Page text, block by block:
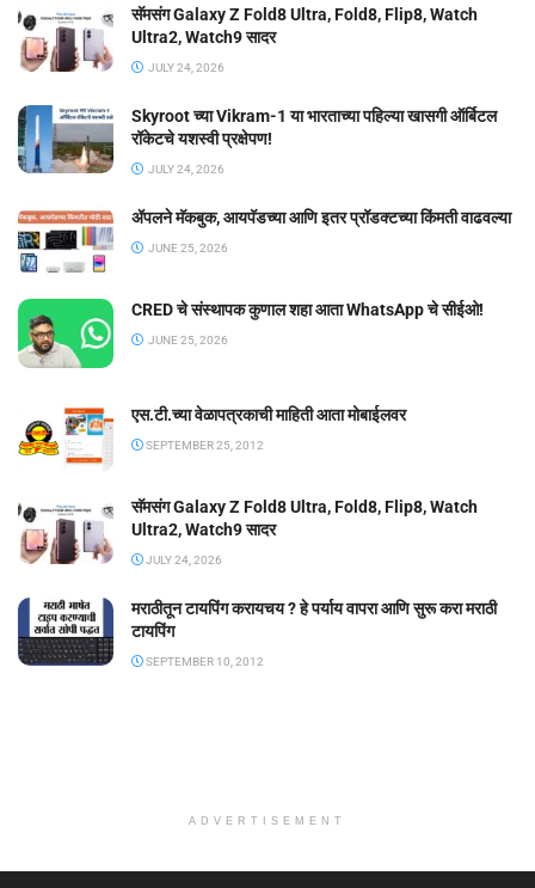
सॅमसंग Galaxy Z Fold8 Ultra, Fold8, Flip8, Watch
Ultra2, Watch9 सादर
JULY 24, 2026
Skyroot च्या Vikram-1 या भारताच्या पहिल्या खासगी ऑर्बिटल
रॉकेटचे यशस्वी प्रक्षेपण!
JULY 24, 2026
ॲपलने मॅकबुक, आयपॅडच्या आणि इतर प्रॉडक्टच्या किंमती वाढवल्या
JUNE 25, 2026
CRED चे संस्थापक कुणाल शहा आता WhatsApp चे सीईओ!
JUNE 25, 2026
एस.टी.च्या वेळापत्रकाची माहिती आता मोबाईलवर
SEPTEMBER 25, 2012
सॅमसंग Galaxy Z Fold8 Ultra, Fold8, Flip8, Watch
Ultra2, Watch9 सादर
JULY 24, 2026
मराठीतून टायपिंग करायचय ? हे पर्याय वापरा आणि सुरू करा मराठी
टायपिंग
SEPTEMBER 10, 2012
ADVERTISEMENT